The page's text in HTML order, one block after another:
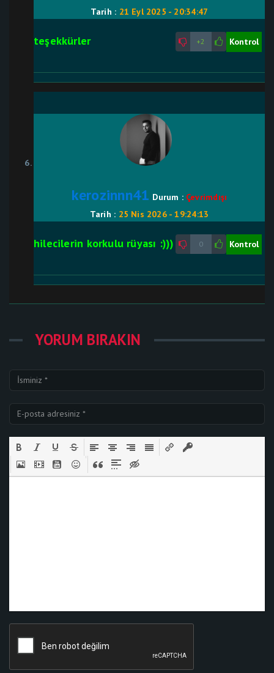
Tarih : 21 Eyl 2025 - 20:34:47
+2 Kontrol
teşekkürler
kerozinnn41 Durum : Çevrimdışı
Tarih : 25 Nis 2026 - 19:24:13
0 Kontrol
hilecilerin korkulu rüyası :)))
YORUM BIRAKIN